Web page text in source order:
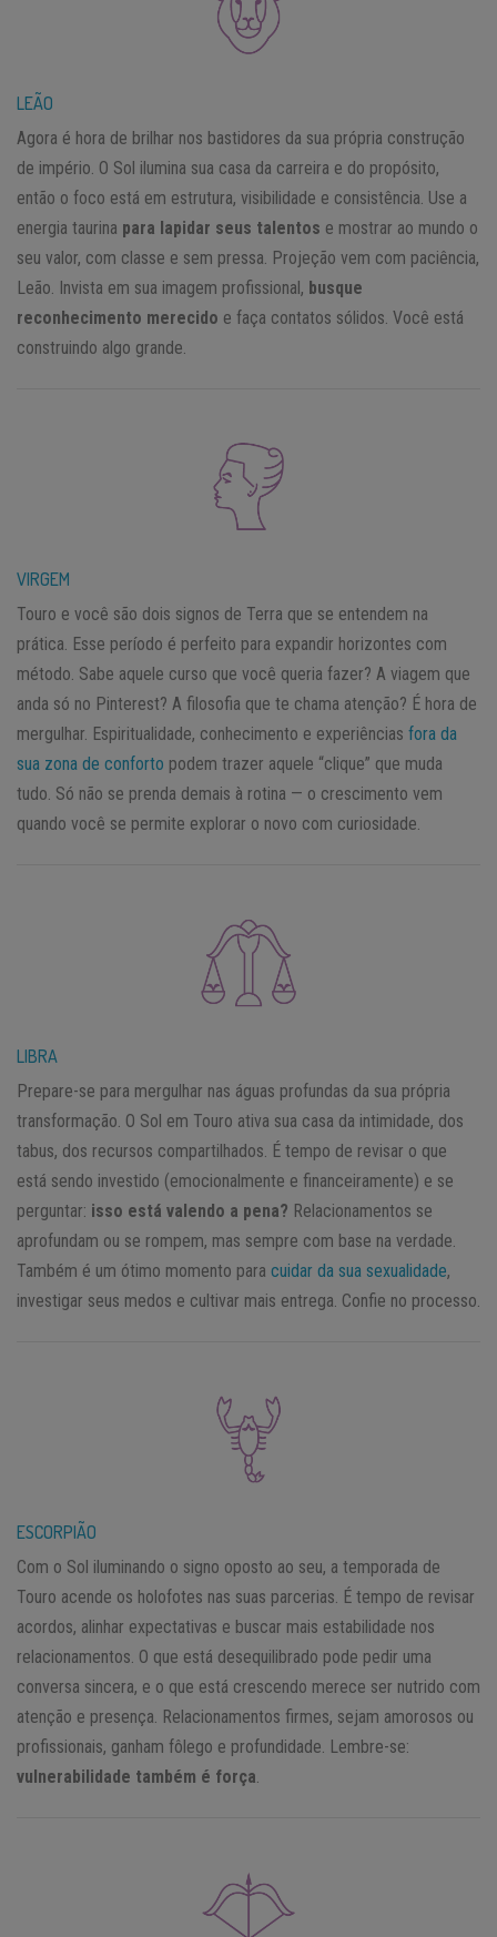
LEÃO
Agora é hora de brilhar nos bastidores da sua própria construção
de império. O Sol ilumina sua casa da carreira e do propósito,
então o foco está em estrutura, visibilidade e consistência. Use a
energia taurina para lapidar seus talentos e mostrar ao mundo o
seu valor, com classe e sem pressa. Projeção vem com paciência,
Leão. Invista em sua imagem profissional, busque
reconhecimento merecido e faça contatos sólidos. Você está
construindo algo grande.
VIRGEM
Touro e você são dois signos de Terra que se entendem na
prática. Esse período é perfeito para expandir horizontes com
método. Sabe aquele curso que você queria fazer? A viagem que
anda só no Pinterest? A filosofia que te chama atenção? É hora de
mergulhar. Espiritualidade, conhecimento e experiências fora da
sua zona de conforto podem trazer aquele “clique” que muda
tudo. Só não se prenda demais à rotina — o crescimento vem
quando você se permite explorar o novo com curiosidade.
LIBRA
Prepare-se para mergulhar nas águas profundas da sua própria
transformação. O Sol em Touro ativa sua casa da intimidade, dos
tabus, dos recursos compartilhados. É tempo de revisar o que
está sendo investido (emocionalmente e financeiramente) e se
perguntar: isso está valendo a pena? Relacionamentos se
aprofundam ou se rompem, mas sempre com base na verdade.
Também é um ótimo momento para cuidar da sua sexualidade,
investigar seus medos e cultivar mais entrega. Confie no processo.
ESCORPIÃO
Com o Sol iluminando o signo oposto ao seu, a temporada de
Touro acende os holofotes nas suas parcerias. É tempo de revisar
acordos, alinhar expectativas e buscar mais estabilidade nos
relacionamentos. O que está desequilibrado pode pedir uma
conversa sincera, e o que está crescendo merece ser nutrido com
atenção e presença. Relacionamentos firmes, sejam amorosos ou
profissionais, ganham fôlego e profundidade. Lembre-se:
vulnerabilidade também é força